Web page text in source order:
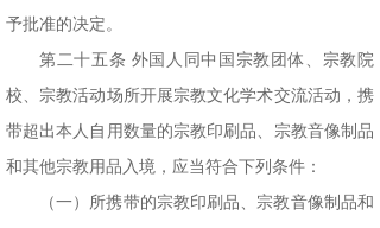
予批准的决定。
第二十五条 外国人同中国宗教团体、宗教院
校、宗教活动场所开展宗教文化学术交流活动，携
带超出本人自用数量的宗教印刷品、宗教音像制品
和其他宗教用品入境，应当符合下列条件：
（一）所携带的宗教印刷品、宗教音像制品和